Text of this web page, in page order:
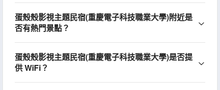
蛋殼殼影視主題民宿(重慶電子科技職業大學)附近是
否有熱門景點？
蛋殼殼影視主題民宿(重慶電子科技職業大學)是否提
供 WiFi？